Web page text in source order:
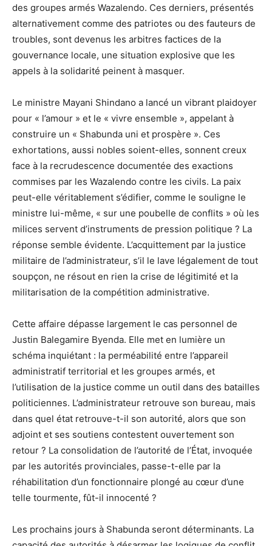
des groupes armés Wazalendo. Ces derniers, présentés
alternativement comme des patriotes ou des fauteurs de
troubles, sont devenus les arbitres factices de la
gouvernance locale, une situation explosive que les
appels à la solidarité peinent à masquer.
Le ministre Mayani Shindano a lancé un vibrant plaidoyer
pour « l’amour » et le « vivre ensemble », appelant à
construire un « Shabunda uni et prospère ». Ces
exhortations, aussi nobles soient-elles, sonnent creux
face à la recrudescence documentée des exactions
commises par les Wazalendo contre les civils. La paix
peut-elle véritablement s’édifier, comme le souligne le
ministre lui-même, « sur une poubelle de conflits » où les
milices servent d’instruments de pression politique ? La
réponse semble évidente. L’acquittement par la justice
militaire de l’administrateur, s’il le lave légalement de tout
soupçon, ne résout en rien la crise de légitimité et la
militarisation de la compétition administrative.
Cette affaire dépasse largement le cas personnel de
Justin Balegamire Byenda. Elle met en lumière un
schéma inquiétant : la perméabilité entre l’appareil
administratif territorial et les groupes armés, et
l’utilisation de la justice comme un outil dans des batailles
politiciennes. L’administrateur retrouve son bureau, mais
dans quel état retrouve-t-il son autorité, alors que son
adjoint et ses soutiens contestent ouvertement son
retour ? La consolidation de l’autorité de l’État, invoquée
par les autorités provinciales, passe-t-elle par la
réhabilitation d’un fonctionnaire plongé au cœur d’une
telle tourmente, fût-il innocenté ?
Les prochains jours à Shabunda seront déterminants. La